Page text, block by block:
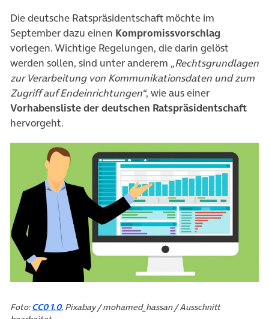
Die deutsche Ratspräsidentschaft möchte im
September dazu einen Kompromissvorschlag
vorlegen. Wichtige Regelungen, die darin gelöst
werden sollen, sind unter anderem „Rechtsgrundlagen
zur Verarbeitung von Kommunikationsdaten und zum
Zugriff auf Endeinrichtungen“, wie aus einer
Vorhabensliste der deutschen Ratspräsidentschaft
hervorgeht.
Foto:CC0 1.0, Pixabay / mohamed_hassan / Ausschnitt